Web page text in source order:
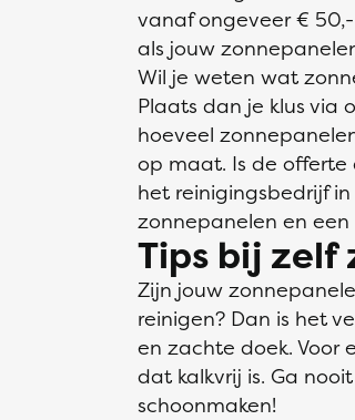
vanaf ongeveer €
als jouw
Wil je weten wat
Plaats dan je klus via
hoeveel
op maat. Is de offerte
het reinigingsbedrijf
zonnepanelen en
Tips bij zelf
Zijn jouw
reinigen? Dan is het
en zachte doek.
dat kalkvrij is. Ga
schoonmaken!